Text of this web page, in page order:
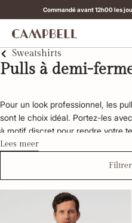
Commandé avant 12h00 les
Sweatshirts
Pulls à demi-
Pour un look professionnel, les
sont le choix idéal. Portez-les
à motif discret pour rendre votre
neutres de ces pulls facilitent leur
Lees meer